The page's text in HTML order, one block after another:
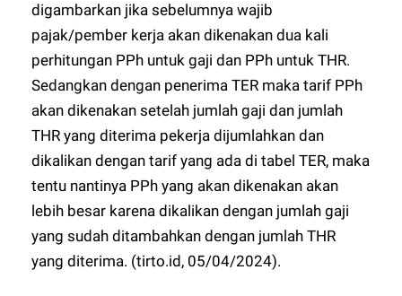
digambarkan jika sebelumnya wajib
pajak/pember kerja akan dikenakan dua kali
perhitungan PPh untuk gaji dan PPh untuk THR.
Sedangkan dengan penerima TER maka tarif PPh
akan dikenakan setelah jumlah gaji dan jumlah
THR yang diterima pekerja dijumlahkan dan
dikalikan dengan tarif yang ada di tabel TER, maka
tentu nantinya PPh yang akan dikenakan akan
lebih besar karena dikalikan dengan jumlah gaji
yang sudah ditambahkan dengan jumlah THR
yang diterima. (tirto.id, 05/04/2024).